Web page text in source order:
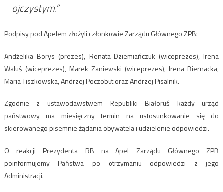
ojczystym.”
Podpisy pod Apelem złożyli członkowie Zarządu Głównego ZPB:
Andżelika Borys (prezes), Renata Dziemiańczuk (wiceprezes), Irena
Waluś (wiceprezes), Marek Zaniewski (wiceprezes), Irena Biernacka,
Maria Tiszkowska, Andrzej Poczobut oraz Andrzej Pisalnik.
Zgodnie z ustawodawstwem Republiki Białoruś każdy urząd
państwowy ma miesięczny termin na ustosunkowanie się do
skierowanego pisemnie żądania obywatela i udzielenie odpowiedzi.
O reakcji Prezydenta RB na Apel Zarządu Głównego ZPB
poinformujemy Państwa po otrzymaniu odpowiedzi z jego
Administracji.